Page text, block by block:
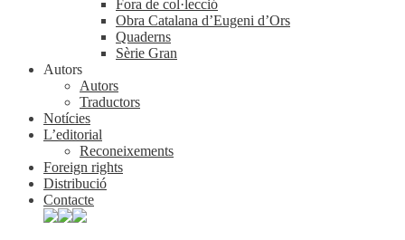
Fora de col·lecció
Obra Catalana d’Eugeni d’Ors
Quaderns
Sèrie Gran
Autors
Autors
Traductors
Notícies
L’editorial
Reconeixements
Foreign rights
Distribució
Contacte